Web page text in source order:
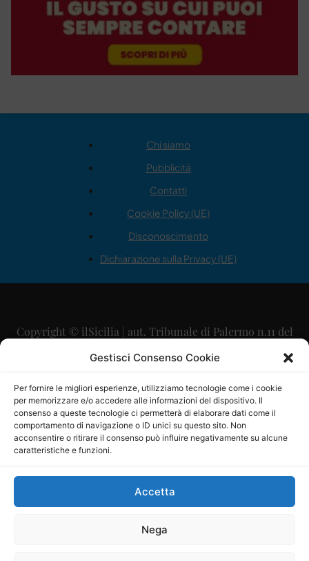
Gestisci Consenso Cookie
Per fornire le migliori esperienze, utilizziamo tecnologie come i cookie
per memorizzare e/o accedere alle informazioni del dispositivo. Il
consenso a queste tecnologie ci permetterà di elaborare dati come il
comportamento di navigazione o ID unici su questo sito. Non
acconsentire o ritirare il consenso può influire negativamente su alcune
caratteristiche e funzioni.
Accetta
Nega
Chi siamo
Pubblicità
Contatti
Cookie Policy (UE)
Disconoscimento
Dichiarazione sulla Privacy (UE)
Copyright © ilSicilia | aut. Tribunale di Palermo n.11 del
29/09/2015
Direttore Editoriale: Maurizio Scaglione
Direttore Responsabile: Maria Calabrese
P.IVA: 06334930820
Mercurio Comunicazione Società Cooperativa a r.l. è
iscritta al Registro degli Operatori di Comunicazione al